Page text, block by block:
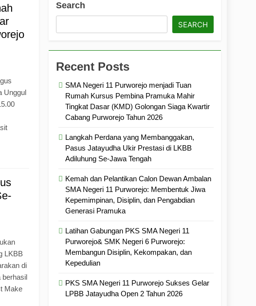
Pramuka
Unggul
LKBB
di
berhasil
Make
Search
SEARCH
Recent Posts
SMA Negeri 11 Purworejo menjadi Tuan
Rumah Kursus Pembina Pramuka Mahir
Tingkat Dasar (KMD) Golongan Siaga Kwartir
Cabang Purworejo Tahun 2026
Langkah Perdana yang Membanggakan,
Pasus Jatayudha Ukir Prestasi di LKBB
Adiluhung Se-Jawa Tengah
Kemah dan Pelantikan Calon Dewan Ambalan
SMA Negeri 11 Purworejo: Membentuk Jiwa
Kepemimpinan, Disiplin, dan Pengabdian
Generasi Pramuka
Latihan Gabungan PKS SMA Negeri 11
Purworejo& SMK Negeri 6 Purworejo:
Membangun Disiplin, Kekompakan, dan
Kepedulian
PKS SMA Negeri 11 Purworejo Sukses Gelar
LPBB Jatayudha Open 2 Tahun 2026